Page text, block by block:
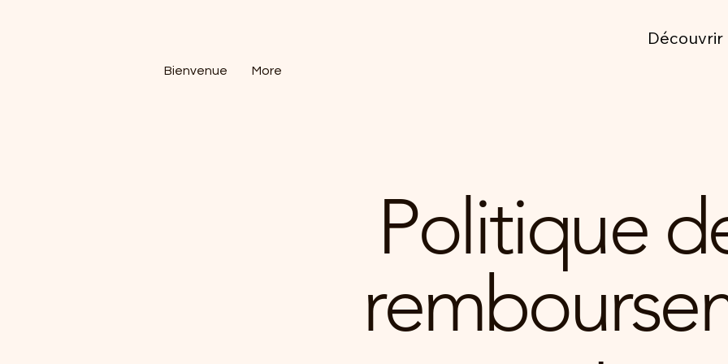
Découvrir
Bienvenue More
Politique